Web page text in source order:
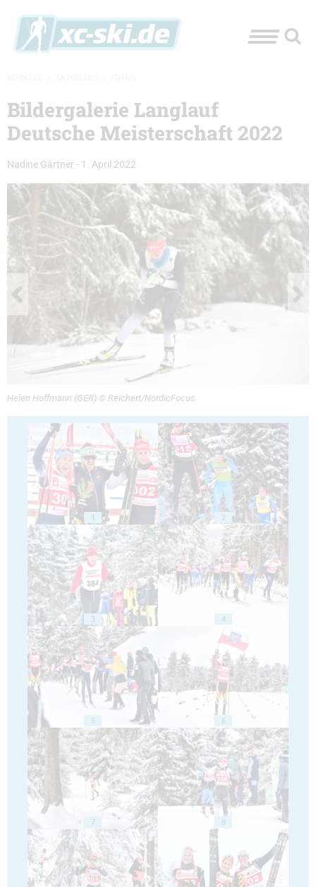
Bildergalerie Langlauf
Deutsche Meisterschaft 2022
Nadine Gärtner - 1. April 2022
Helen Hoffmann (GER) © Reichert/NordicFocus
1 2
3 4
5 6
7 8